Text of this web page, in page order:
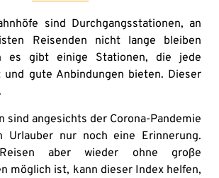
sind Durchgangsstationen, an
Reisenden nicht lange bleiben
es gibt einige Stationen, die jede
und gute Anbindungen bieten. Dieser
sind angesichts der Corona-Pandemie
Urlauber nur noch eine Erinnerung.
aber wieder ohne große
möglich ist, kann dieser Index helfen,